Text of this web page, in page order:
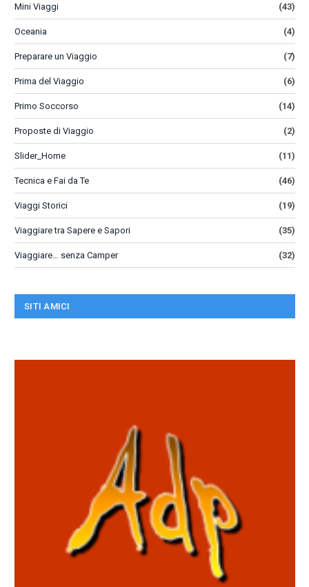
Mini Viaggi (43)
Oceania (4)
Preparare un Viaggio (7)
Prima del Viaggio (6)
Primo Soccorso (14)
Proposte di Viaggio (2)
Slider_Home (11)
Tecnica e Fai da Te (46)
Viaggi Storici (19)
Viaggiare tra Sapere e Sapori (35)
Viaggiare… senza Camper (32)
SITI AMICI